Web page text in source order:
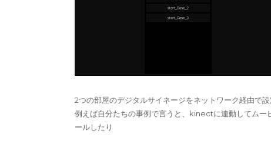
2つの部屋のデジタルサイネージをネットワーク経由で
例えば自分たちの事例で言うと、kinectに連動してムー
ールしたり